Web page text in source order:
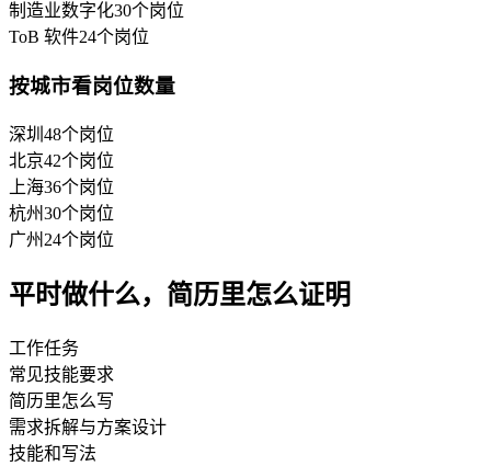
制造业数字化30个岗位
ToB 软件24个岗位
按城市看岗位数量
深圳 48个岗位
北京42个岗位
上海36个岗位
杭州30个岗位
广州 24个岗位
平时做什么，简历里怎么证明
工作任务
常见技能要求
简历里怎么写
需求拆解与方案设计
技能和写法